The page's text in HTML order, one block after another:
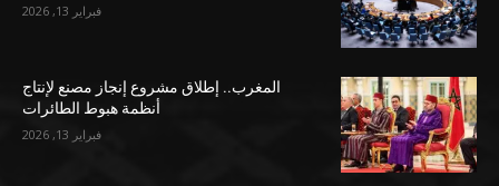
فبراير 13, 2026
المغرب.. إطلاق مشروع إنجاز مصنع لإنتاج
أنظمة هبوط الطائرات
فبراير 13, 2026